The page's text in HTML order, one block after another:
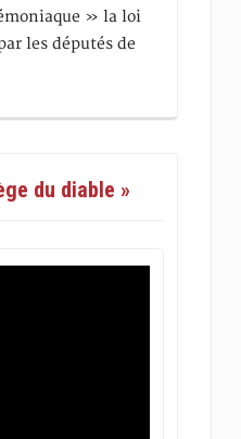
» la loi
les députés de
du diable »